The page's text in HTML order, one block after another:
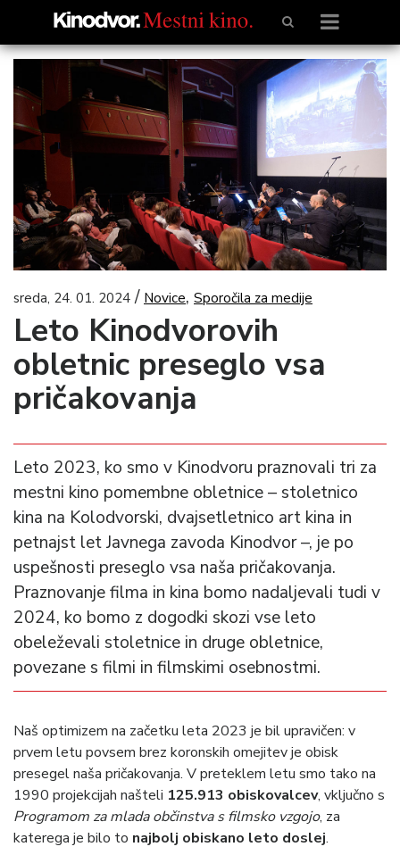
sreda, 24. 01. 2024/ Novice, Sporočila za medije
Leto Kinodvorovih
obletnic preseglo vsa
pričakovanja
Leto 2023, ko smo v Kinodvoru praznovali tri za
mestni kino pomembne obletnice – stoletnico
kina na Kolodvorski, dvajsetletnico art kina in
petnajst let Javnega zavoda Kinodvor –, je po
uspešnosti preseglo vsa naša pričakovanja.
Praznovanje filma in kina bomo nadaljevali tudi v
2024, ko bomo z dogodki skozi vse leto
obeleževali stoletnice in druge obletnice,
povezane s filmi in filmskimi osebnostmi.
Naš optimizem na začetku leta 2023 je bil upravičen: v
prvem letu povsem brez koronskih omejitev je obisk
presegel naša pričakovanja. V preteklem letu smo tako na
1990 projekcijah našteli 125.913 obiskovalcev, vključno s
Programom za mlada občinstva s filmsko vzgojo, za
katerega je bilo to najbolj obiskano leto doslej.